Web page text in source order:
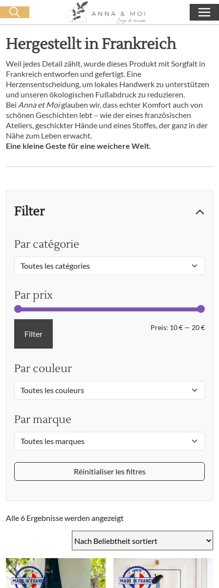
Kostenlose Lieferung ab 60€ Einkauf 0,00€
Suche starten
Hergestellt in Frankreich
Weil jedes Detail zählt, wurde dieses Produkt mit Sorgfalt in
Frankreich entworfen und gefertigt. Eine
Herzensentscheidung, um lokales Handwerk zu unterstützen
und unseren ökologischen Fußabdruck zu reduzieren.
Bei Anna et Moiglauben wir, dass echter Komfort auch von
schönen Geschichten lebt – wie der eines französischen
Ateliers, geschickter Hände und eines Stoffes, der ganz in der
Nähe zum Leben erwacht.
Eine kleine Geste für eine weichere Welt.
Filter
Par catégorie
Par prix
Min.
Max.
Filter
Preis: 10 € — 20 €
Par couleur
Par marque
Réinitialiser les filtres
Alle 6 Ergebnisse werden angezeigtNach
sortiert